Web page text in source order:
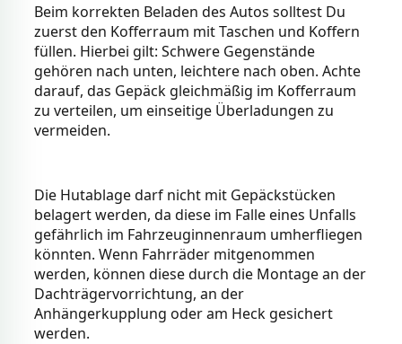
Beim korrekten Beladen des Autos solltest Du
zuerst den Kofferraum mit Taschen und Koffern
füllen. Hierbei gilt: Schwere Gegenstände
gehören nach unten, leichtere nach oben. Achte
darauf, das Gepäck gleichmäßig im Kofferraum
zu verteilen, um einseitige Überladungen zu
vermeiden.
Die Hutablage darf nicht mit Gepäckstücken
belagert werden, da diese im Falle eines Unfalls
gefährlich im Fahrzeuginnenraum umherfliegen
könnten. Wenn Fahrräder mitgenommen
werden, können diese durch die Montage an der
Dachträgervorrichtung, an der
Anhängerkupplung oder am Heck gesichert
werden.